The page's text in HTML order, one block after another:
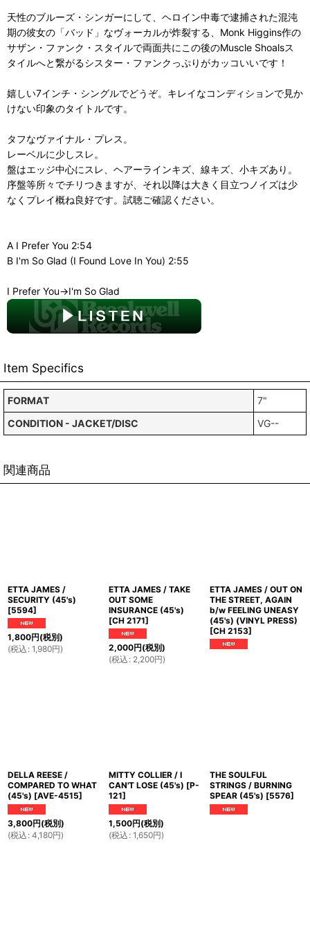
天性のブルーズ・シンガーにして、ヘロイン中毒で逮捕された混沌
期の彼女の「バッド」なヴォーカルが炸裂する、Monk Higgins作の
サザン・ファンク・スタイルで両面共にこの後のMuscle Shoalsス
タイルへと繋がるシスター・ファンクっぷりがカッコいいです！
嬉しい7インチ・シングルでどうぞ。キレイなコンディションで見か
けない印象のタイトルです。
タフなヴァイナル・プレス。
レーベルに少しスレ。
盤はエッジ中心にスレ、ヘアーラインキズ、線キズ、小キズあり。
序盤等所々でチリつきますが、それ以降は大きく目立つノイズは少
なくプレイ概ね良好です。試聴ご確認ください。
A I Prefer You 2:54
B I'm So Glad (I Found Love In You) 2:55
I Prefer You→I'm So Glad
Item Specifics
FORMAT
7"
CONDITION - JACKET/DISC
VG--
関連商品
ETTA JAMES /
SECURITY (45's)
[5594]
1,800円(税別)
(税込 : 1,980円)
ETTA JAMES / TAKE
OUT SOME
INSURANCE (45's)
[CH 2171]
2,000円(税別)
(税込 : 2,200円)
ETTA JAMES / OUT ON
THE STREET, AGAIN
b/w FEELING UNEASY
(45's) (VINYL PRESS)
[CH 2153]
DELLA REESE /
COMPARED TO WHAT
(45's) [AVE-4515]
3,800円(税別)
(税込 : 4,180円)
MITTY COLLIER / I
CAN'T LOSE (45's) [P-
121]
1,500円(税別)
(税込 : 1,650円)
THE SOULFUL
STRINGS / BURNING
SPEAR (45's) [5576]